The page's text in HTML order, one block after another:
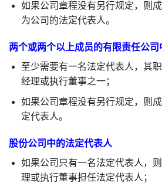
如果公司章程没有另行规定，则
为公司的法定代表人。
两个或两个以上成员的有限责任公司
至少需要有一名法定代表人，其
经理或执行董事之一；
如果公司章程没有另行规定，则
定代表人。
股份公司中的法定代表人
如果公司只有一名法定代表人，
理或执行董事担任法定代表人；